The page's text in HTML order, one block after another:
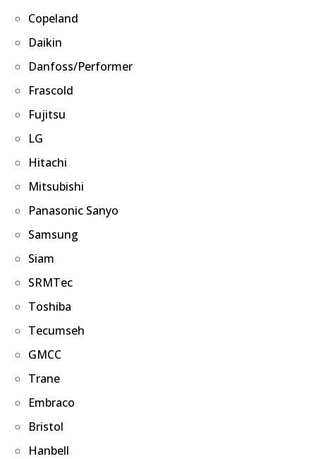
Copeland
Daikin
Danfoss/Performer
Frascold
Fujitsu
LG
Hitachi
Mitsubishi
Panasonic Sanyo
Samsung
Siam
SRMTec
Toshiba
Tecumseh
GMCC
Trane
Embraco
Bristol
Hanbell